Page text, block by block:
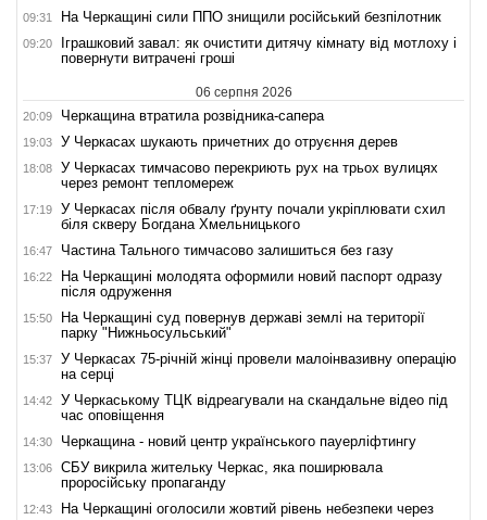
09:31 На Черкащині сили ППО знищили російський безпілотник
09:20
Іграшковий завал: як очистити дитячу кімнату від мотлоху і
повернути витрачені гроші
06 серпня 2026
20:09 Черкащина втратила розвідника-сапера
19:03 У Черкасах шукають причетних до отруєння дерев
18:08
У Черкасах тимчасово перекриють рух на трьох вулицях
через ремонт тепломереж
17:19
У Черкасах після обвалу ґрунту почали укріплювати схил
біля скверу Богдана Хмельницького
16:47 Частина Тального тимчасово залишиться без газу
16:22
На Черкащині молодята оформили новий паспорт одразу
після одруження
15:50
На Черкащині суд повернув державі землі на території
парку "Нижньосульський"
15:37
У Черкасах 75-річній жінці провели малоінвазивну операцію
на серці
14:42
У Черкаському ТЦК відреагували на скандальне відео під
час оповіщення
14:30 Черкащина - новий центр українського пауерліфтингу
13:06
СБУ викрила жительку Черкас, яка поширювала
проросійську пропаганду
12:43
На Черкащині оголосили жовтий рівень небезпеки через